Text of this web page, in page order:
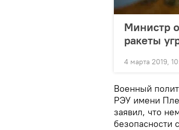
Министр
ракеты
4 марта 2019,
Военный
РЭУ имени
заявил, что
безопасности